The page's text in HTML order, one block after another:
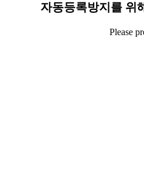
자동등록방지를 위
Please